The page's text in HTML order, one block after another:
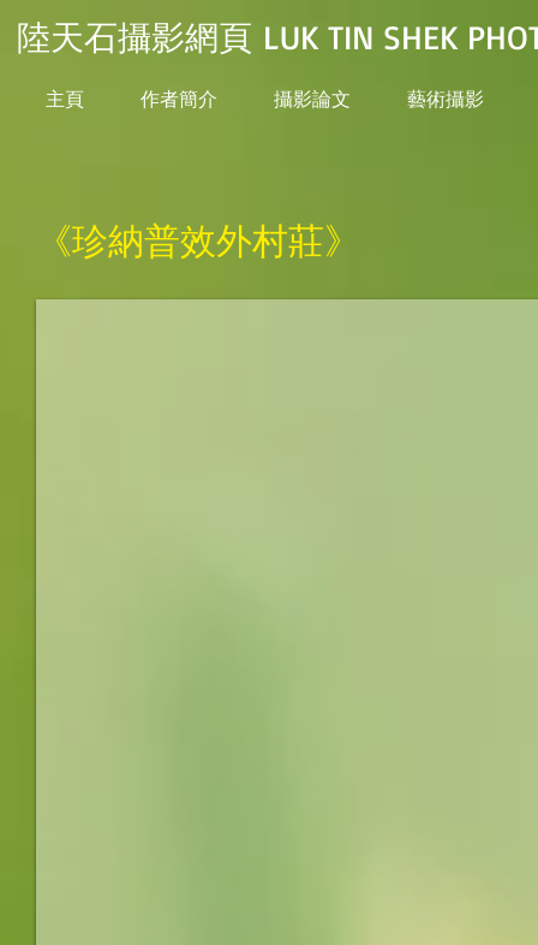
陸天石攝影網頁 LUK TIN SHEK
主頁 作者簡介 攝影論文 藝術攝影
《珍納普效外村莊》